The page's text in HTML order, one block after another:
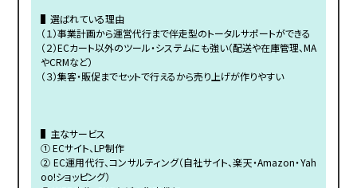
▌選ばれている理由
（１）事業計画から運営代行まで伴走型のトータルサポートができる
（２）ECカート以外のツール・システムにも強い（配送や在庫管理、MA
やCRMなど）
（３）集客・販促までセットで行えるから売り上げが作りやすい
▌主なサービス
① ECサイト、LP制作
② EC運用代行、コンサルティング（自社サイト、楽天・Amazon・Yah
oo!ショッピング）